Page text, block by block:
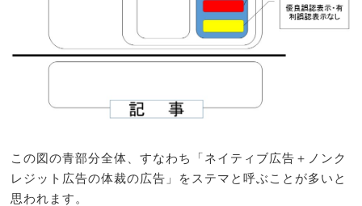
この図の青部分全体、すなわち「ネイティブ広告＋ノンク
レジット広告の体裁の広告」をステマと呼ぶことが多いと
思われます。